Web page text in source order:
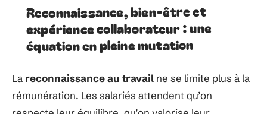
Reconnaissance, bien-être et
expérience collaborateur : une
équation en pleine mutation
La reconnaissance au travail ne se limite plus à la
rémunération. Les salariés attendent qu’on